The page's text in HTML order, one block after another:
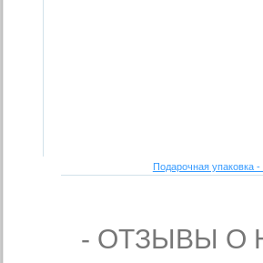
Подарочная упаковка
- ОТЗЫВЫ О